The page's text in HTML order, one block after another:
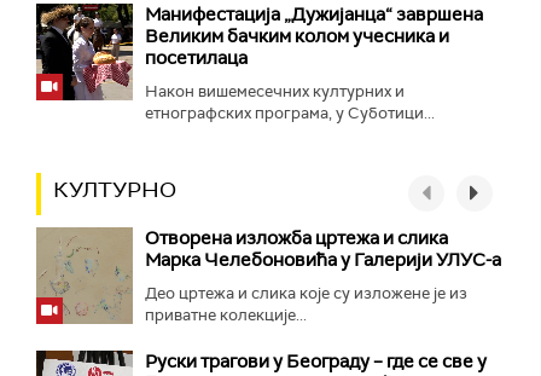
Манифестација „Дужијанца“ завршена
Великим бачким колом учесника и
посетилаца
Након вишемесечних културних и
етнографских програма, у Суботици...
КУЛТУРНО
Отворена изложба цртежа и слика
Марка Челебоновића у Галерији УЛУС-а
Део цртежа и слика које су изложене је из
приватне колекције...
Руски трагови у Београду – где се све у